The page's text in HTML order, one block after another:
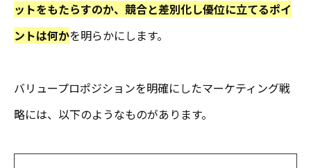
ットをもたらすのか、競合と差別化し優位に立てるポイ
ントは何かを明らかにします。
バリュープロポジションを明確にしたマーケティング戦
略には、以下のようなものがあります。